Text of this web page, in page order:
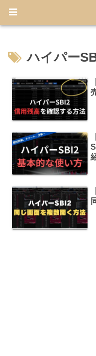
【7月から免許不要に
ハイパー